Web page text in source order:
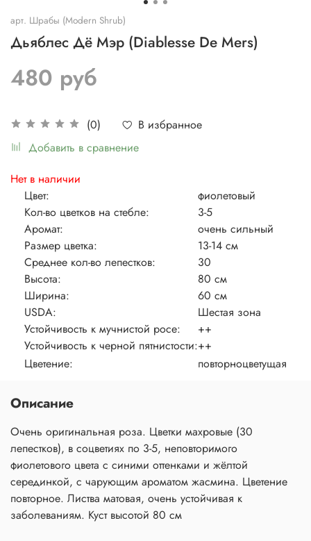
арт. Шрабы (Modern Shrub)
Дьяблес Дё Мэр (Diablesse De Mers)
(0)
В избранное
Добавить в сравнение
Нет в наличии
480 руб
Цвет:
фиолетовый
Кол-во цветков на стебле:
3-5
Аромат:
очень сильный
Размер цветка:
13-14 см
Среднее кол-во лепестков:
30
Высота:
80 см
Ширина:
60 см
USDA:
Шестая зона
Устойчивость к мучнистой росе:
++
Устойчивость к черной пятнистости:++
Цветение:
повторноцветущая
Описание
Очень оригинальная роза. Цветки махровые (30
лепестков), в соцветиях по 3-5, неповторимого
фиолетового цвета с синими оттенками и жёлтой
серединкой, с чарующим ароматом жасмина. Цветение
повторное. Листва матовая, очень устойчивая к
заболеваниям. Куст высотой 80 см